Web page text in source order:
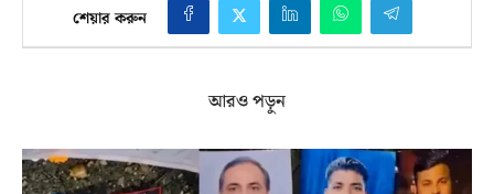
শেয়ার করুন
আরও পড়ুন